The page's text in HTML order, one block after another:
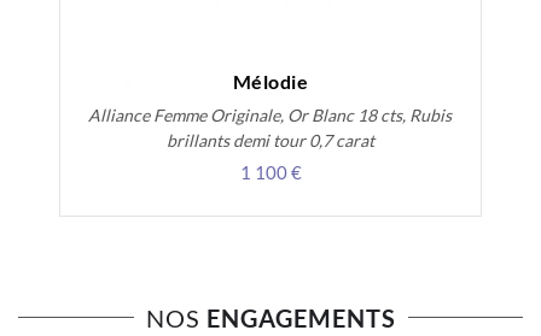
Mélodie
Alliance Femme Originale, Or Blanc 18 cts, Rubis
brillants demi tour 0,7 carat
1 100 €
NOS ENGAGEMENTS